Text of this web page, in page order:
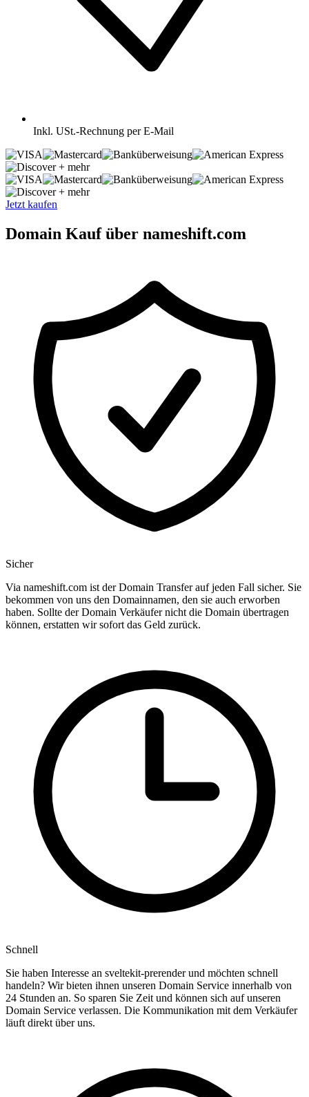
Inkl. USt.-Rechnung per E-Mail
+ mehr
+ mehr
Jetzt kaufen
Domain Kauf über nameshift.com
Sicher
Via nameshift.com ist der Domain Transfer auf jeden Fall sicher. Sie
bekommen von uns den Domainnamen, den sie auch erworben
haben. Sollte der Domain Verkäufer nicht die Domain übertragen
können, erstatten wir sofort das Geld zurück.
Schnell
Sie haben Interesse an sveltekit-prerender und möchten schnell
handeln? Wir bieten ihnen unseren Domain Service innerhalb von
24 Stunden an. So sparen Sie Zeit und können sich auf unseren
Domain Service verlassen. Die Kommunikation mit dem Verkäufer
läuft direkt über uns.